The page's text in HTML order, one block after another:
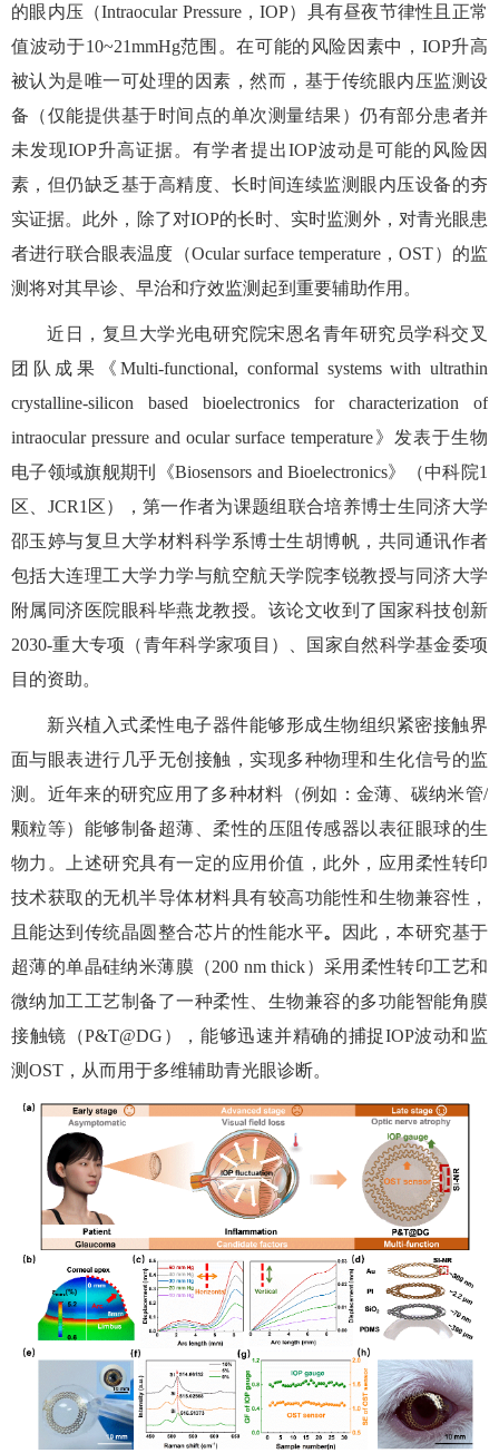
的眼内压（Intraocular Pressure，IOP）具有昼夜节律性且正常
值波动于10~21mmHg范围。在可能的风险因素中， IOP升高
被认为是唯一可处理的因素，然而，基于传统眼内压监测设
备（仅能提供基于时间点的单次测量结果）仍有部分患者并
未发现IOP升高证据。有学者提出IOP波动是可能的风险因
素，但仍缺乏基于高精度、长时间连续监测眼内压设备的夯
实证据。此外，除了对IOP的长时、实时监测外，对青光眼患
者进行联合眼表温度（Ocular surface temperature ，OST）的监
测将对其早诊、早治和疗效监测起到重要辅助作用。
近日，复旦大学光电研究院宋恩名青年研究员学科交叉
团队成果《Multi-functional, conformal systems with ultrathin
crystalline-silicon based bioelectronics for characterization of
intraocular pressure and ocular surface temperature》发表于生物
电子领域旗舰期刊《Biosensors and Bioelectronics》（中科院1
区、 JCR1 区），第一作者为课题组联合培养博士生同济大学
邵玉婷与复旦大学材料科学系博士生胡博帆，共同通讯作者
包括大连理工大学力学与航空航天学院李锐教授与同济大学
附属同济医院眼科毕燕龙教授。该论文收到了国家科技创新
2030-重大专项（青年科学家项目）、国家自然科学基金委项
目的资助。
新兴植入式柔性电子器件能够形成生物组织紧密接触界
面与眼表进行几乎无创接触，实现多种物理和生化信号的监
测。近年来的研究应用了多种材料（例如：金薄、碳纳米管/
颗粒等）能够制备超薄、柔性的压阻传感器以表征眼球的生
物力。上述研究具有一定的应用价值，此外，应用柔性转印
技术获取的无机半导体材料具有较高功能性和生物兼容性，
且能达到传统晶圆整合芯片的性能水平。
因此，本研究基于
超薄的单晶硅纳米薄膜（200 nm thick）采用柔性转印工艺和
微纳加工工艺制备了一种柔性、生物兼容的多功能智能角膜
接触镜（P&T@DG ），能够迅速并精确的捕捉IOP波动和监
测OST ，从而用于多维辅助青光眼诊断。